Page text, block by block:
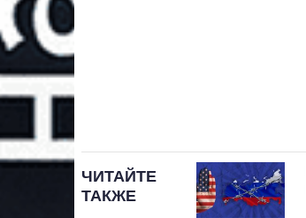
ЧИТАЙТЕ
ТАКЖЕ